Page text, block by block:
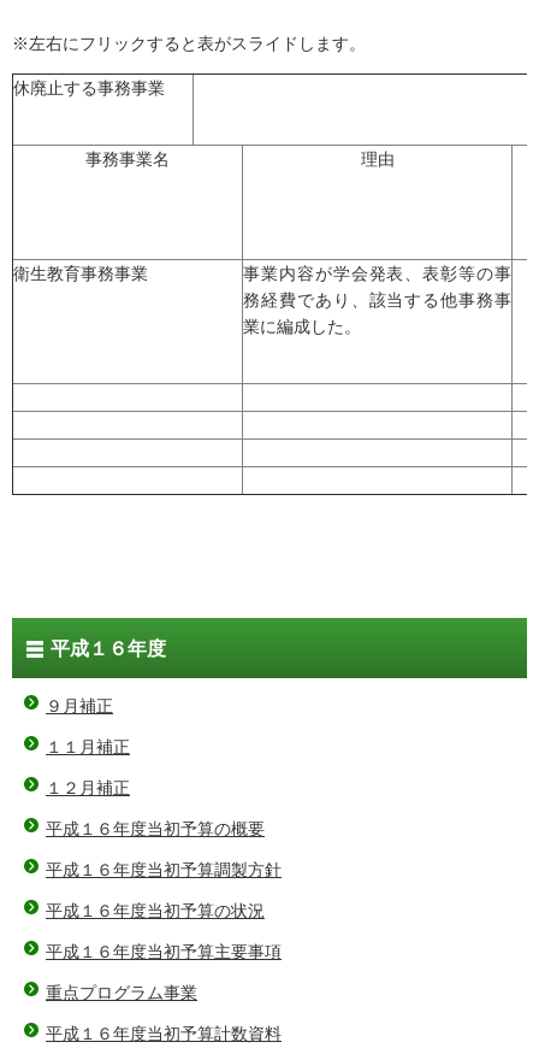
※左右にフリックすると表がスライドします。
休廃止する事務事業
事務事業名 理由
衛生教育事務事業
事業内容が学会発表、表彰等の事
務経費であり、該当する他事務事
業に編成した。
平成１６年度
９月補正
１１月補正
１２月補正
平成１６年度当初予算の概要
平成１６年度当初予算調製方針
平成１６年度当初予算の状況
平成１６年度当初予算主要事項
重点プログラム事業
平成１６年度当初予算計数資料